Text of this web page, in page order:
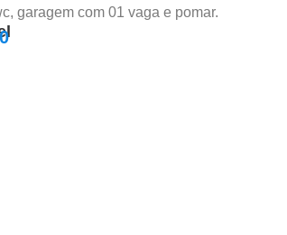
garagem com 01 vaga e pomar.